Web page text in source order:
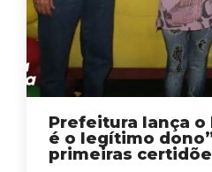
Prefeitura lança o
é o legítimo
primeiras